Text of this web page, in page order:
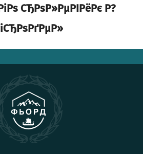
СЂРѕР»РµРІРёРє Р?